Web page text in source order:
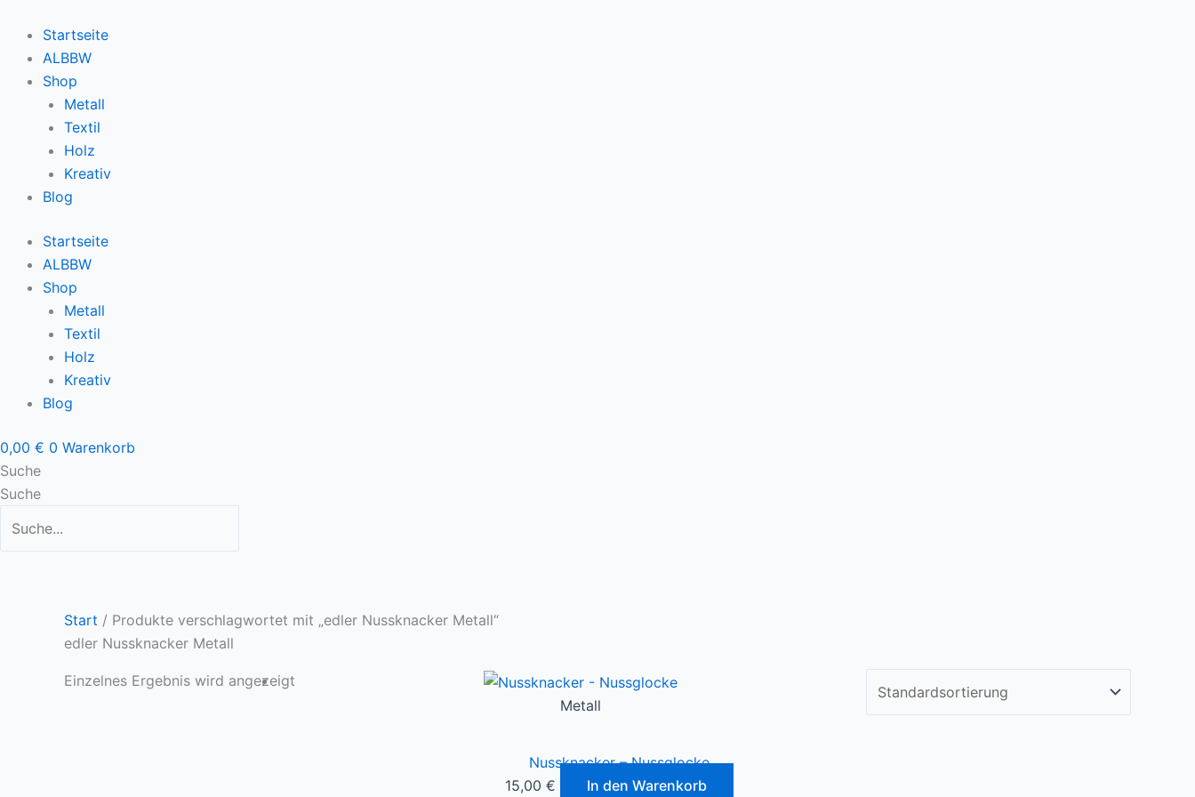
Inhalt
springen
Startseite
ALBBW
Shop
Metall
Textil
Holz
Kreativ
Blog
Startseite
ALBBW
Shop
Metall
Textil
Holz
Kreativ
Blog
0,00 € 0 Warenkorb
Suche
Suche
Start / Produkte verschlagwortet mit „edler Nussknacker Metall“
edler Nussknacker Metall
Einzelnes Ergebnis wird angezeigt
Metall
Nussknacker – Nussglocke
15,00 € In den Warenkorb